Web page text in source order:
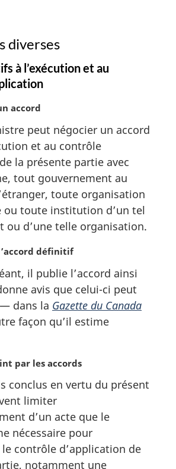
diverses
à l’exécution et au
accord
peut négocier un accord
et au contrôle
la présente partie avec
tout gouvernement au
toute organisation
ou toute institution d’un tel
ou d’une telle organisation.
définitif
il publie l’accord ainsi
avis que celui-ci peut
dans la Gazette du Canada
façon qu’il estime
par les accords
conclus en vertu du présent
limiter
d’un acte que le
nécessaire pour
contrôle d’application de
notamment une